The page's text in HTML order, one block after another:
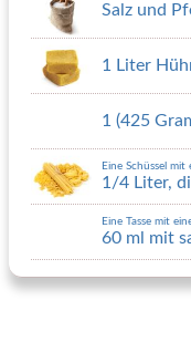
Salz und
1 Liter
1 (425
Eine Schüssel mit
1/4 Liter,
Eine Tasse mit
60 ml mit